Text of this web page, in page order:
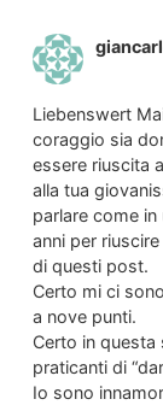
Liebenswert
coraggio sia
essere riuscita
alla tua
parlare come
anni per
di questi post.
Certo mi ci
a nove punti.
Certo in
praticanti di
Io sono